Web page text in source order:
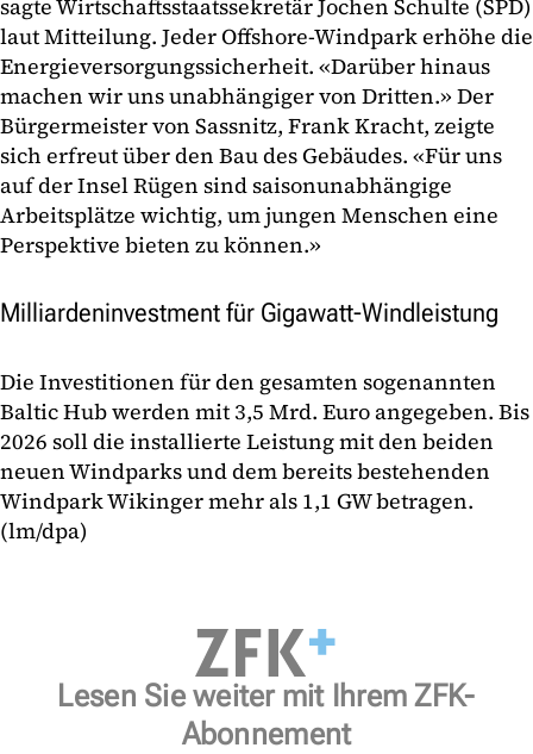
sagte Wirtschaftsstaatssekretär Jochen Schulte (SPD)
laut Mitteilung. Jeder Offshore-Windpark erhöhe die
Energieversorgungssicherheit. «Darüber hinaus
machen wir uns unabhängiger von Dritten.» Der
Bürgermeister von Sassnitz, Frank Kracht, zeigte
sich erfreut über den Bau des Gebäudes. «Für uns
auf der Insel Rügen sind saisonunabhängige
Arbeitsplätze wichtig, um jungen Menschen eine
Perspektive bieten zu können.»
Milliardeninvestment für Gigawatt-Windleistung
Die Investitionen für den gesamten sogenannten
Baltic Hub werden mit 3,5 Mrd. Euro angegeben. Bis
2026 soll die installierte Leistung mit den beiden
neuen Windparks und dem bereits bestehenden
Windpark Wikinger mehr als 1,1 GW betragen.
(lm/dpa)
Lesen Sie weiter mit Ihrem ZFK-
Abonnement